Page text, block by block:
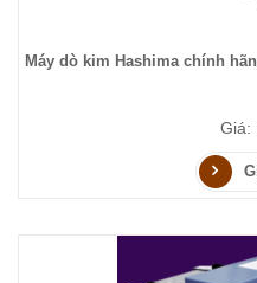
Máy dò kim Hashima chính
Giá: